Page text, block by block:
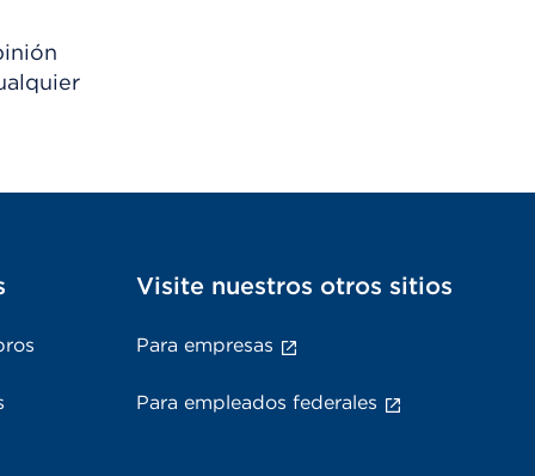
Visite nuestros otros sitios
Para empresas
Para empleados federales